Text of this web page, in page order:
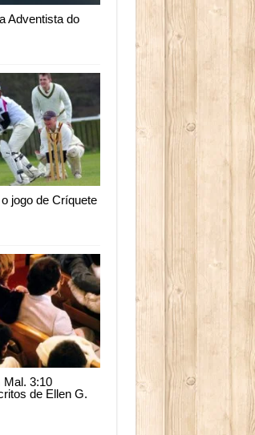
Adventista do
jogo de Críquete
Mal. 3:10
de Ellen G.